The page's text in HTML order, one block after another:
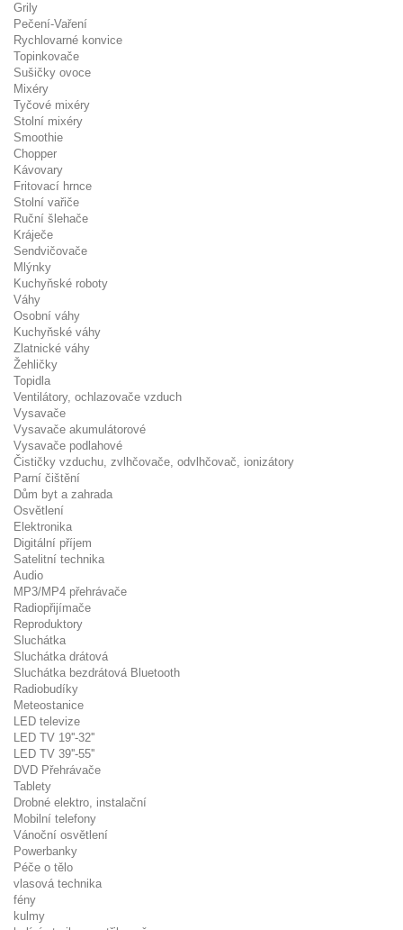
Grily
Pečení-Vaření
Rychlovarné konvice
Topinkovače
Sušičky ovoce
Mixéry
Tyčové mixéry
Stolní mixéry
Smoothie
Chopper
Kávovary
Fritovací hrnce
Stolní vařiče
Ruční šlehače
Kráječe
Sendvičovače
Mlýnky
Kuchyňské roboty
Váhy
Osobní váhy
Kuchyňské váhy
Zlatnické váhy
Žehličky
Topidla
Ventilátory, ochlazovače vzduch
Vysavače
Vysavače akumulátorové
Vysavače podlahové
Čističky vzduchu, zvlhčovače, odvlhčovač, ionizátory
Parní čištění
Dům byt a zahrada
Osvětlení
Elektronika
Digitální příjem
Satelitní technika
Audio
MP3/MP4 přehrávače
Radiopřijímače
Reproduktory
Sluchátka
Sluchátka drátová
Sluchátka bezdrátová Bluetooth
Radiobudíky
Meteostanice
LED televize
LED TV 19''-32''
LED TV 39''-55''
DVD Přehrávače
Tablety
Drobné elektro, instalační
Mobilní telefony
Vánoční osvětlení
Powerbanky
Péče o tělo
vlasová technika
fény
kulmy